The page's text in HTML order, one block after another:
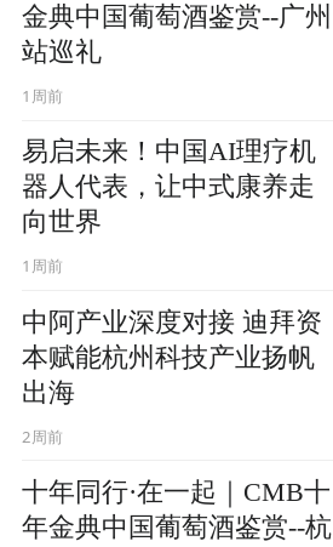
金典中国葡萄酒鉴赏--广州
站巡礼
1周前
易启未来！中国AI理疗机
器人代表，让中式康养走
向世界
1周前
中阿产业深度对接 迪拜资
本赋能杭州科技产业扬帆
出海
2周前
十年同行·在一起｜CMB十
年金典中国葡萄酒鉴赏--杭